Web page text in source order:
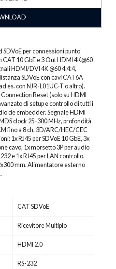
per connessioni punto
CAT 10 GbE e 3 Out HDMI 4K@60
HDMI/DVI 4K @60 4:4:4,
SDVoE con cavi CAT6A
es. con NJR-L01UC-T o altro).
Reset (solo su HDMI
di setup e controllo di tutti i
de embedder. Segnale HDMI
clock 25-300 MHz, profondità
fino a 8 ch, 3D/ARC/HEC/CEC
1x RJ45 per SDVoE 10 GbE, 3x
cavo, 1x morsetto 3P per audio
e 1x RJ45 per LAN controllo.
mm. Alimentatore esterno
CAT SDVoE
Ricevitore Multiplo
HDMI 2.0
RS-232